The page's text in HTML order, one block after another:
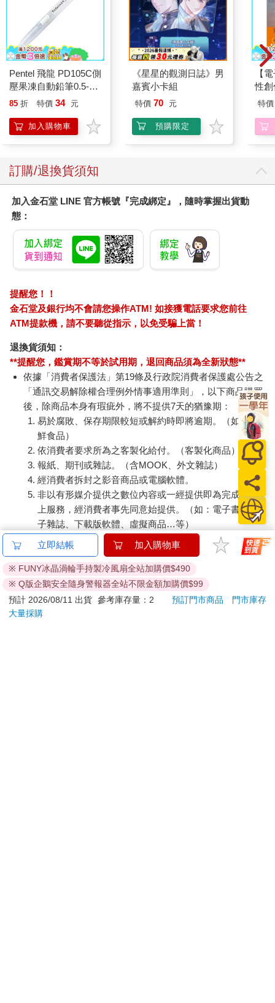
Pentel 飛龍 PD105C側
壓果凍自動鉛筆0.5-白
桿
85 折 特價 34 元
加入購物車
《星星的觀測日誌》男
嘉賓小卡組
特價 70 元
預購限定
【
性
我
特價
訂購/退換貨須知
加入金石堂 LINE 官方帳號『完成綁定』，隨時掌握出貨動
態：
提醒您！！
金石堂及銀行均不會請您操作ATM! 如接獲電話要求您前往
ATM提款機，請不要聽從指示，以免受騙上當！
退換貨須知：
**提醒您，鑑賞期不等於試用期，退回商品須為全新狀態**
依據「消費者保護法」第19條及行政院消費者保護處公告之
「通訊交易解除權合理例外情事適用準則」，以下商品購買
後，除商品本身有瑕疵外，將不提供7天的猶豫期：
易於腐敗、保存期限較短或解約時即將逾期。（如：生
鮮食品）
依消費者要求所為之客製化給付。（客製化商品）
報紙、期刊或雜誌。（含MOOK、外文雜誌）
經消費者拆封之影音商品或電腦軟體。
非以有形媒介提供之數位內容或一經提供即為完成之線
上服務，經消費者事先同意始提供。（如：電子書、電
子雜誌、下載版軟體、虛擬商品…等）
已拆封之個人衛生用品。（如：內衣褲、刮鬍刀、除毛
若非上列種類商品，均享有到貨7天的猶豫期（含例假
日）。
辦理退換貨時，商品（組合商品恕無法接受單獨退貨）必須
是您收到商品時的原始狀態（包含商品本體、配件、贈品、
立即結帳 加入購物車
※ FUNY冰晶渦輪手持製冷風扇全站加購價$490
※ Q版企鵝安全隨身警報器全站不限金額加購價$99
預計 2026/08/11 出貨 參考庫存量：2 預訂門市商品
門市庫存
大量採購